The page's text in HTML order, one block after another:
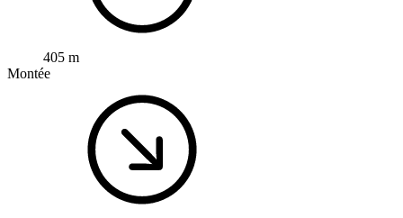
405 m
Montée